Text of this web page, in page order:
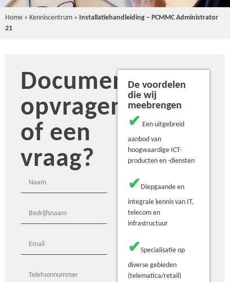
Home » Kenniscentrum » Installatiehandleiding – PCMMC Administrator
21
Document
opvragen
of een
vraag?
De voordelen
die wij
meebrengen
✔ Een uitgebreid
aanbod van
hoogwaardige ICT-
producten en -diensten
✔ Diepgaande en
integrale kennis van IT,
telecom en
infrastructuur
✔Specialisatie op
diverse gebieden
(telematica/retail)